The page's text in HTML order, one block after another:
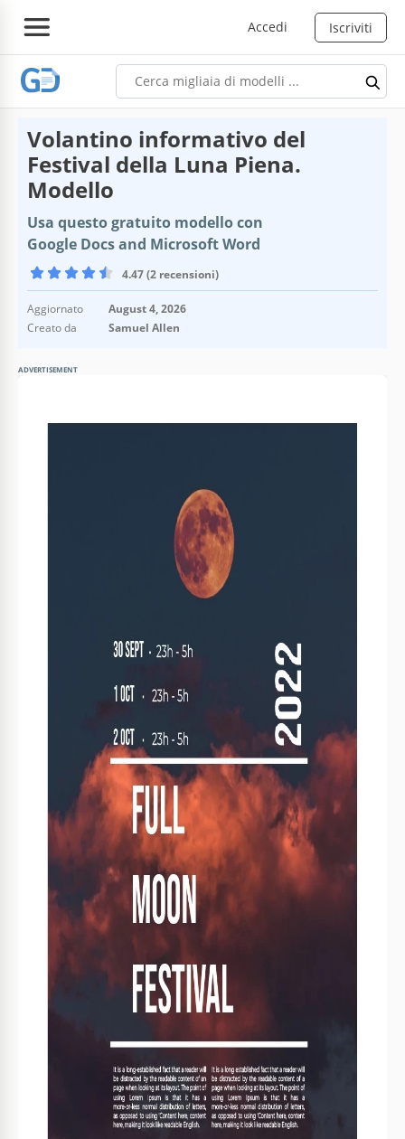
Accedi Iscriviti
Volantino informativo del
Festival della Luna Piena.
Modello
Usa questo gratuito modello con
Google Docs and Microsoft Word
4.47 (2 recensioni)
Aggiornato
August 4, 2026
Creato da
Samuel Allen
ADVERTISEMENT